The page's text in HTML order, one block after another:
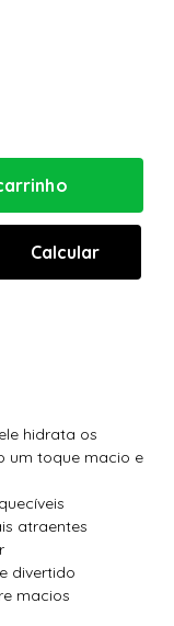
hidrata os
um toque macio e
atraentes
divertido
macios